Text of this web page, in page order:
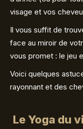
visage et vos
Il vous suffit de
face au miroir de
vous promet : le jeu
Voici quelques
rayonnant et des
Le Yoga du